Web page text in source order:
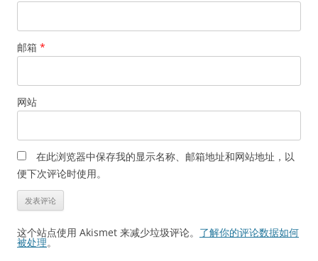
邮箱 *
网站
在此浏览器中保存我的显示名称、邮箱地址和网站地址，以
便下次评论时使用。
这个站点使用 Akismet 来减少垃圾评论。 了解你的评论数据如何
被处理。